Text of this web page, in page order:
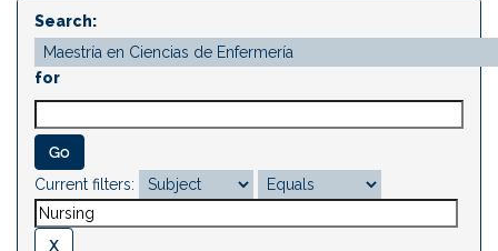
Search:
for
Current filters: